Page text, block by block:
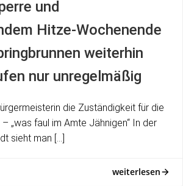
und
Hitze-Wochenende
weiterhin
nur unregelmäßig
die Zuständigkeit für die
„was faul im Amte Jähnigen“ In der
sieht man […]
weiterlesen